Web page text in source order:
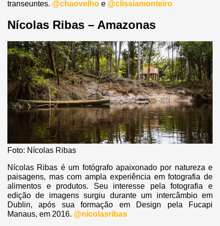
transeuntes. @chaovelho e @clissiamonteiro
Nícolas Ribas – Amazonas
Foto: Nícolas Ribas
Nícolas Ribas é um fotógrafo apaixonado por natureza e
paisagens, mas com ampla experiência em fotografia de
alimentos e produtos. Seu interesse pela fotografia e
edição de imagens surgiu durante um intercâmbio em
Dublin, após sua formação em Design pela Fucapi
Manaus, em 2016. @nicolasribas